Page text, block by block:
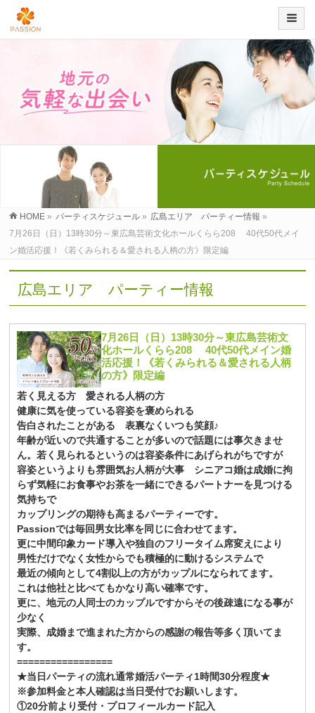
HOME » パーティスケジュール » 広島エリア パーティー情報 »
7月26日（日）13時30分～東広島芸術文化ホールくらら208 40代50代メイ
ン婚活応援！《若くみられる＆愛される人柄の方》限定編
広島エリア パーティー情報
7月26日（日）13時30分～東広島芸術文
化ホールくらら208 40代50代メイン婚
活応援！《若くみられる＆愛される人柄
の方》限定編
若く見える方 愛される人柄の方
健康に気を使っている容姿を褒められる
告白されたことがある 表裏なくいつも笑顔♪
年齢が近いので共通することが多いので話題には事欠きませ
ん。若く見られるというのは容姿条件にあげられがちですが
容姿というよりも雰囲気お人柄が大事 シニアコ婚は成婚に拘
らず気軽にお食事やお茶を一緒にできるパートナーを見つける
気持ちで
カップリングの期待も高まるパーティーです。
Passionでは毎回男女比率を同じに合わせてます。
更に中間印象カード導入や独自のフリータイム席変えにより
男性だけでなく女性からでも積極的に動けるシステムで
最近の傾向として4割以上の方がカップルになられてます。
これは他社と比べてもかなり高い確率です。
更に、地元の人同士のカップルですからその後疎遠になる事が
少なく
実際、成婚まで進まれた方からの感謝の報告等多く頂いてま
す。
=================
★当日パーティの流れ通常婚活パーティ1時間30分程度★
※参加料金と本人確認は当日受付でお願いします。
①20分前より受付・プロフィールカード記入